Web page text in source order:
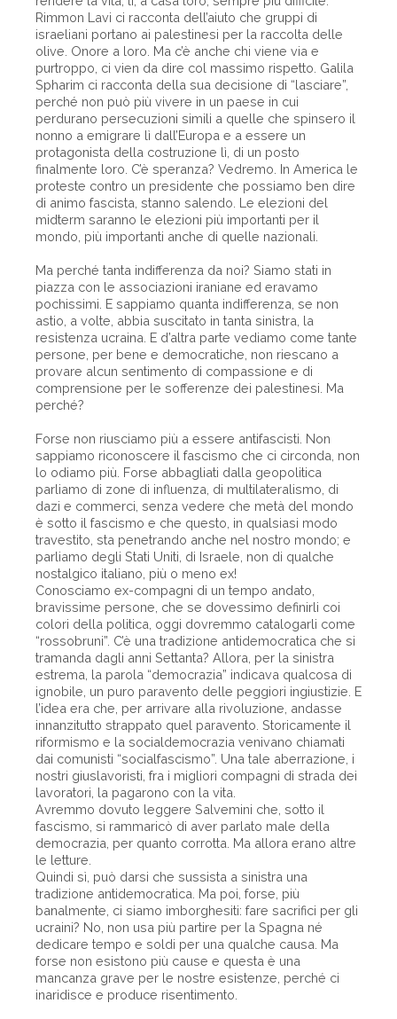
Rimmon Lavi ci racconta dell’aiuto che gruppi di
israeliani portano ai palestinesi per la raccolta delle
olive. Onore a loro. Ma c’è anche chi viene via e
purtroppo, ci vien da dire col massimo rispetto. Galila
Spharim ci racconta della sua decisione di “lasciare”,
perché non può più vivere in un paese in cui
perdurano persecuzioni simili a quelle che spinsero il
nonno a emigrare lì dall’Europa e a essere un
protagonista della costruzione lì, di un posto
finalmente loro. C’è speranza? Vedremo. In America le
proteste contro un presidente che possiamo ben dire
di animo fascista, stanno salendo. Le elezioni del
midterm saranno le elezioni più importanti per il
mondo, più importanti anche di quelle nazionali.
Ma perché tanta indifferenza da noi? Siamo stati in
piazza con le associazioni iraniane ed eravamo
pochissimi. E sappiamo quanta indifferenza, se non
astio, a volte, abbia suscitato in tanta sinistra, la
resistenza ucraina. E d’altra parte vediamo come tante
persone, per bene e democratiche, non riescano a
provare alcun sentimento di compassione e di
comprensione per le sofferenze dei palestinesi. Ma
perché?
Forse non riusciamo più a essere antifascisti. Non
sappiamo riconoscere il fascismo che ci circonda, non
lo odiamo più. Forse abbagliati dalla geopolitica
parliamo di zone di influenza, di multilateralismo, di
dazi e commerci, senza vedere che metà del mondo
è sotto il fascismo e che questo, in qualsiasi modo
travestito, sta penetrando anche nel nostro mondo; e
parliamo degli Stati Uniti, di Israele, non di qualche
nostalgico italiano, più o meno ex!
Conosciamo ex-compagni di un tempo andato,
bravissime persone, che se dovessimo definirli coi
colori della politica, oggi dovremmo catalogarli come
“rossobruni”. C’è una tradizione antidemocratica che si
tramanda dagli anni Settanta? Allora, per la sinistra
estrema, la parola “democrazia” indicava qualcosa di
ignobile, un puro paravento delle peggiori ingiustizie. E
l’idea era che, per arrivare alla rivoluzione, andasse
innanzitutto strappato quel paravento. Storicamente il
riformismo e la socialdemocrazia venivano chiamati
dai comunisti “socialfascismo”. Una tale aberrazione, i
nostri giuslavoristi, fra i migliori compagni di strada dei
lavoratori, la pagarono con la vita.
Avremmo dovuto leggere Salvemini che, sotto il
fascismo, si rammaricò di aver parlato male della
democrazia, per quanto corrotta. Ma allora erano altre
le letture.
Quindi sì, può darsi che sussista a sinistra una
tradizione antidemocratica. Ma poi, forse, più
banalmente, ci siamo imborghesiti: fare sacrifici per gli
ucraini? No, non usa più partire per la Spagna né
dedicare tempo e soldi per una qualche causa. Ma
forse non esistono più cause e questa è una
mancanza grave per le nostre esistenze, perché ci
inaridisce e produce risentimento.